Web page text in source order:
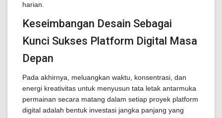
harian.
Keseimbangan Desain Sebagai
Kunci Sukses Platform Digital Masa
Depan
Pada akhirnya, meluangkan waktu, konsentrasi, dan
energi kreativitas untuk menyusun tata letak antarmuka
permainan secara matang dalam setiap proyek platform
digital adalah bentuk investasi jangka panjang yang